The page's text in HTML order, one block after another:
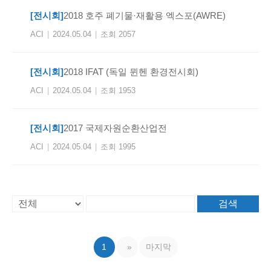
[전시회]2018 호주 폐기물·재활용 엑스포(AWRE)
ACI 2024.05.04 조회 2057
[전시회]2018 IFAT (독일 뮌헨 환경전시회)
ACI 2024.05.04 조회 1953
[전시회]2017 국제자원순환산업전
ACI 2024.05.04 조회 1995
검색
1 » 마지막